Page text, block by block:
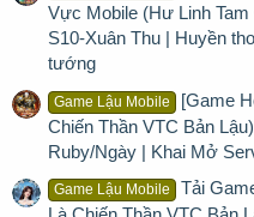
Vực Mobile (Hư Linh
S10-Xuân Thu | Huyền
tướng
Game Lậu Mobile
[Game
Chiến Thần VTC Bản
Ruby/Ngày | Khai Mở
Game Lậu Mobile
Tải